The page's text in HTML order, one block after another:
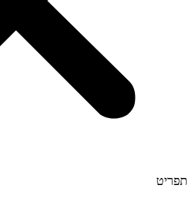
תפריט